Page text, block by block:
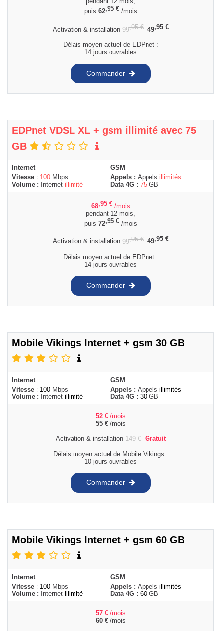
puis 62,95 €/mois
Activation & installation99,95€ 49,95 €
Délais moyen actuel de EDPnet :
14 jours ouvrables
Commander
EDPnet VDSL XL + gsm illimité avec 75
GB
Internet
Vitesse : 100 Mbps
Volume :
Internet illimité
GSM
Appels : Appels illimités
Data 4G : 75 GB
68,95 € /mois
pendant 12 mois,
puis 72,95 €/mois
Activation & installation99,95€ 49,95 €
Délais moyen actuel de EDPnet :
14 jours ouvrables
Commander
Mobile Vikings Internet + gsm 30 GB
Internet
Vitesse : 100 Mbps
Volume :
Internet illimité
GSM
Appels : Appels illimités
Data 4G : 30 GB
52 € /mois
55€/mois
Activation & installation149€ Gratuit
Délais moyen actuel de Mobile Vikings :
10 jours ouvrables
Commander
Mobile Vikings Internet + gsm 60 GB
Internet
Vitesse : 100 Mbps
Volume :
Internet illimité
GSM
Appels : Appels illimités
Data 4G : 60 GB
57 € /mois
60€/mois